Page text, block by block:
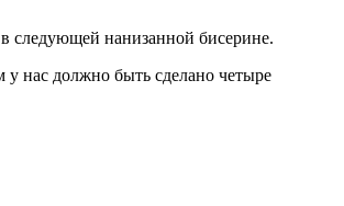
следующей нанизанной бисерине.
нас должно быть сделано четыре